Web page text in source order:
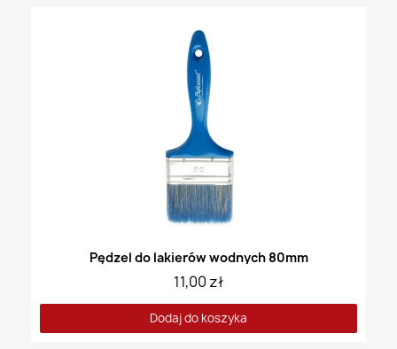
Pędzel do lakierów wodnych 80mm
11,00 zł
Dodaj do koszyka